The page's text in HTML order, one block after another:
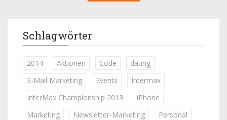
Schlagwörter
2014 Aktionen Code
dating
E-Mail Marketing
Events
Intermax
InterMax Championship 2013
iPhone
Marketing
Newsletter-Marketing
Personal